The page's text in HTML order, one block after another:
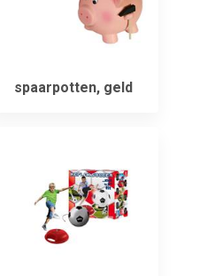
spaarpotten, geld